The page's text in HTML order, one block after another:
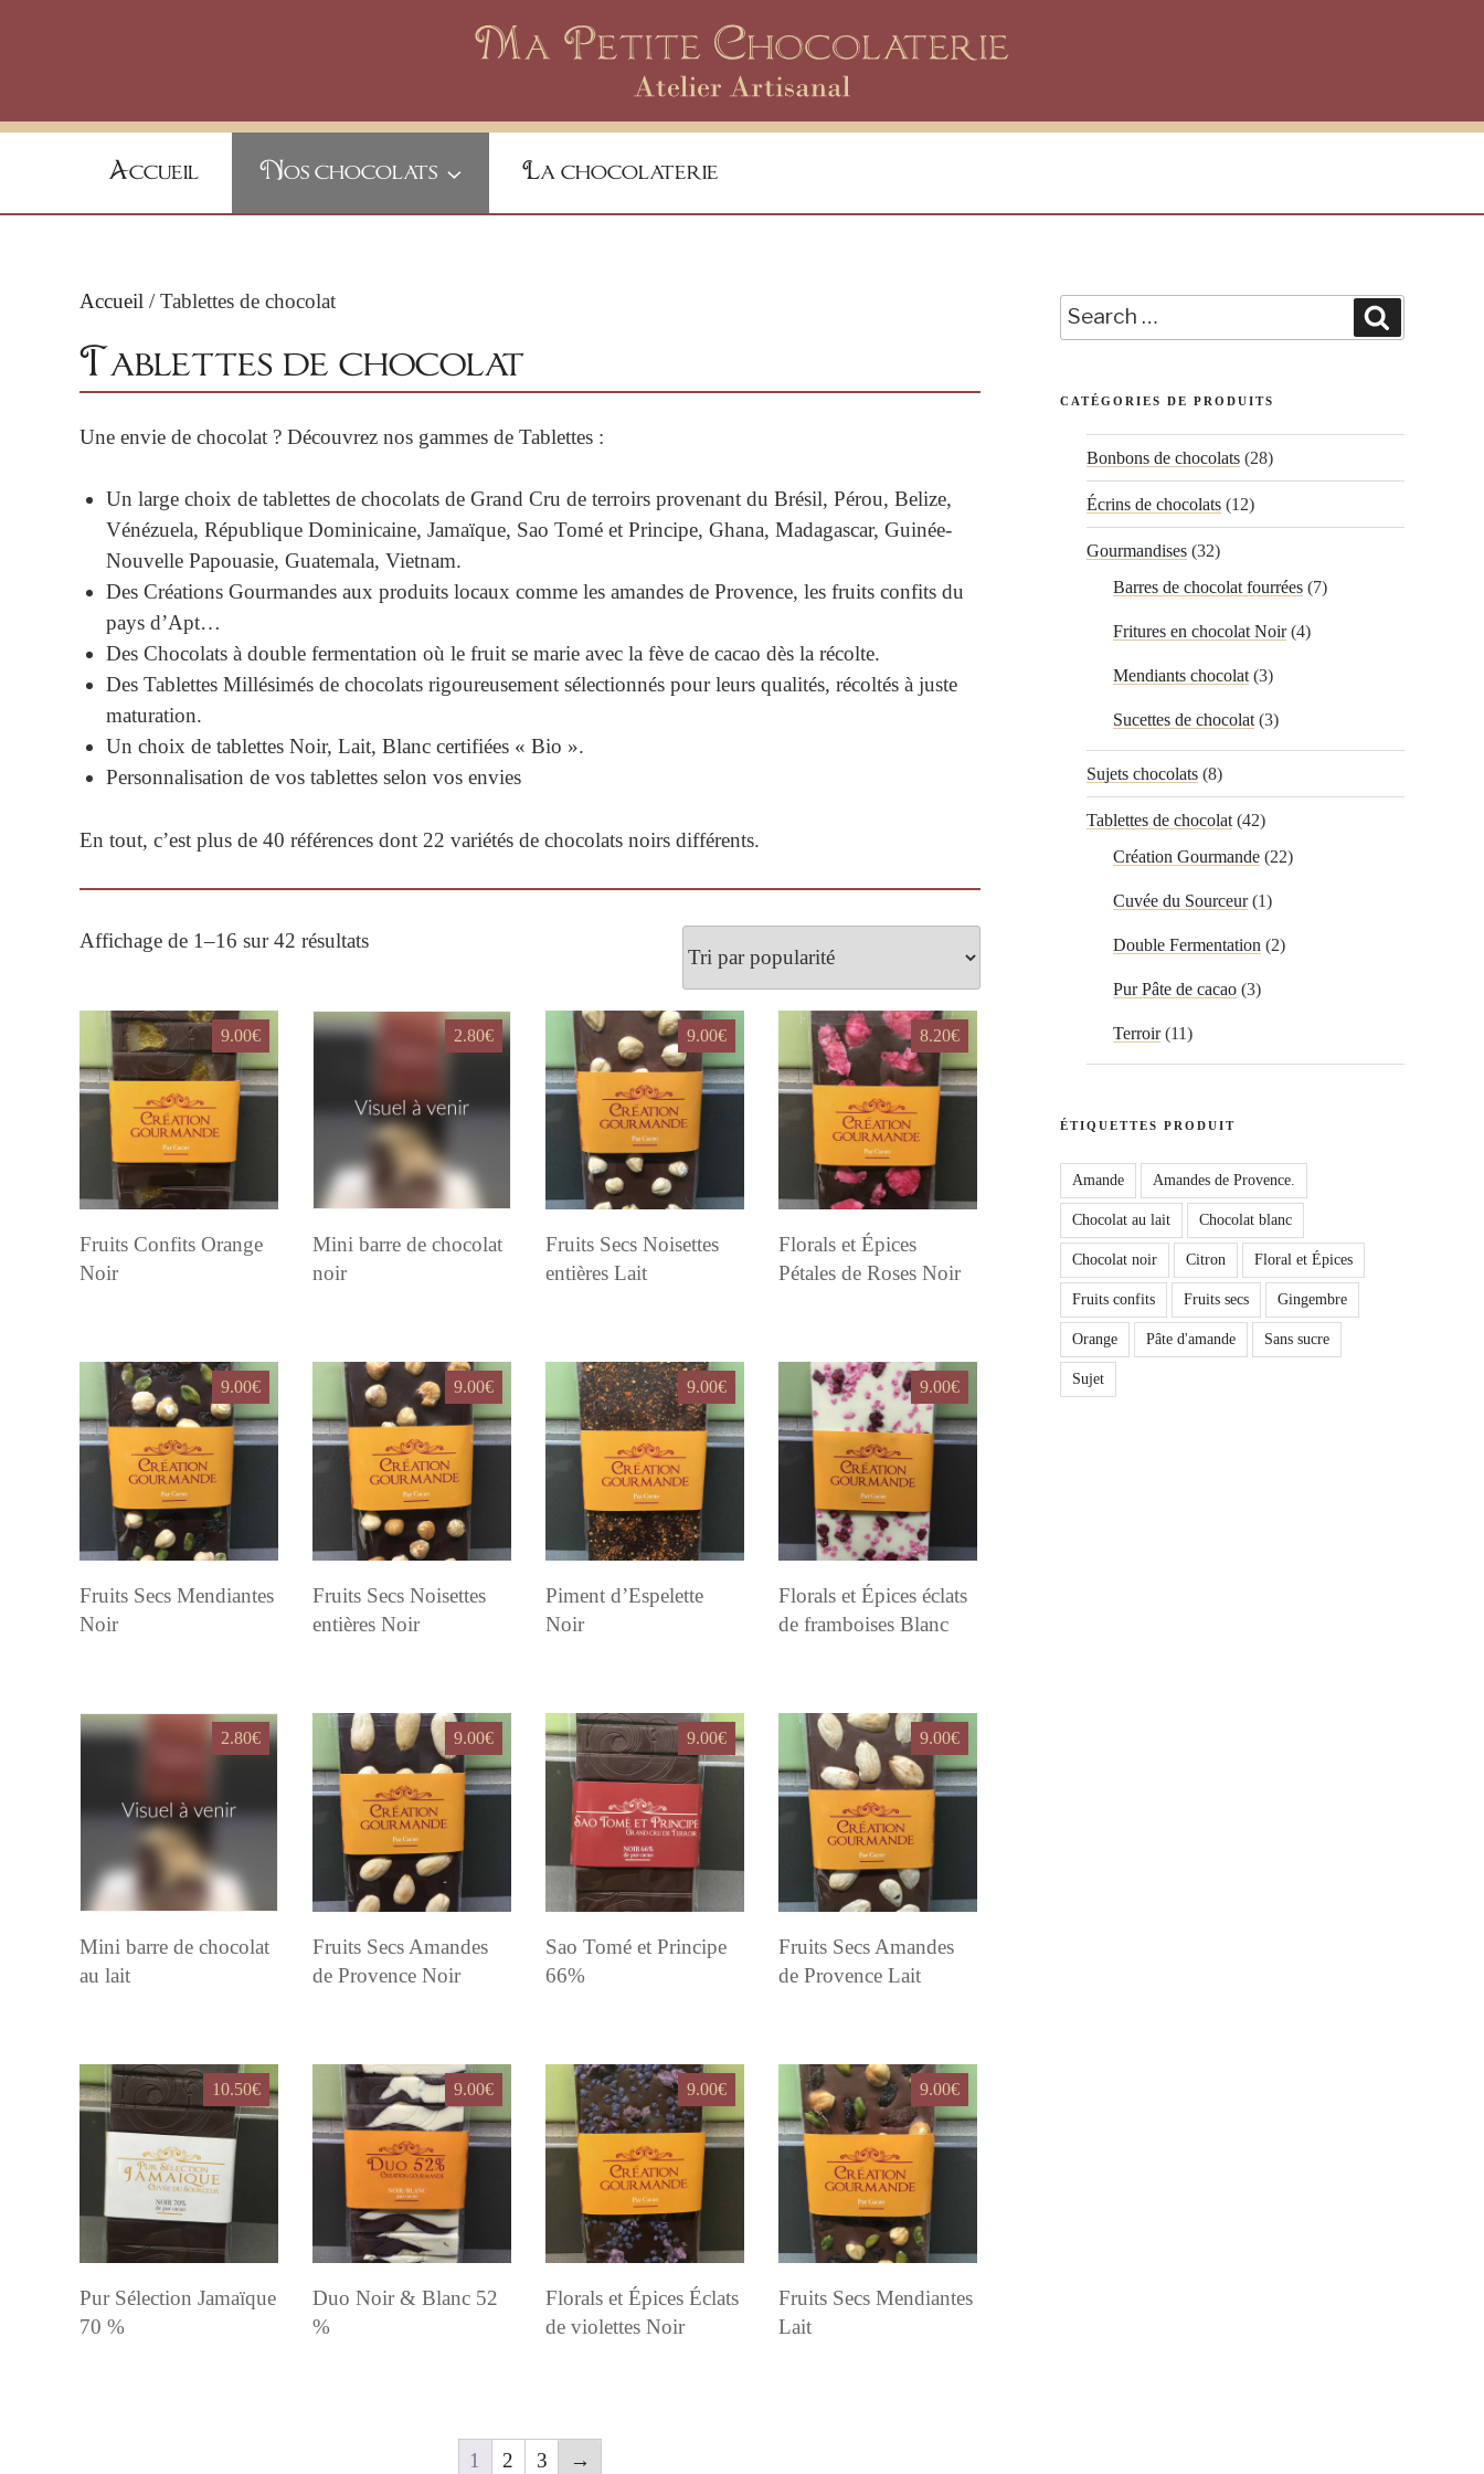
Accueil Nos chocolats La chocolaterie
Accueil / Tablettes de chocolat
Tablettes de chocolat
Une envie de chocolat ? Découvrez nos gammes de Tablettes :
Un large choix de tablettes de chocolats de Grand Cru de terroirs provenant du Brésil, Pérou, Belize,
Vénézuela, République Dominicaine, Jamaïque, Sao Tomé et Principe, Ghana, Madagascar, Guinée-
Nouvelle Papouasie, Guatemala, Vietnam.
Des Créations Gourmandes aux produits locaux comme les amandes de Provence, les fruits confits du
pays d’Apt…
Des Chocolats à double fermentation où le fruit se marie avec la fève de cacao dès la récolte.
Des Tablettes Millésimés de chocolats rigoureusement sélectionnés pour leurs qualités, récoltés à juste
maturation.
Un choix de tablettes Noir, Lait, Blanc certifiées « Bio ».
Personnalisation de vos tablettes selon vos envies
En tout, c’est plus de 40 références dont 22 variétés de chocolats noirs différents.
Affichage de 1–16 sur 42 résultatsTrié
Fruits Confits Orange
Noir
9.00€
Mini barre de chocolat
noir
2.80€
Fruits Secs Noisettes
entières Lait
9.00€
Florals et Épices
Pétales de Roses Noir
8.20€
Fruits Secs Mendiantes
Noir
9.00€
Fruits Secs Noisettes
entières Noir
9.00€
Piment d’Espelette
Noir
9.00€
Florals et Épices éclats
de framboises Blanc
9.00€
Mini barre de chocolat
au lait
2.80€
Fruits Secs Amandes
de Provence Noir
9.00€
Sao Tomé et Principe
66%
9.00€
Fruits Secs Amandes
de Provence Lait
9.00€
Pur Sélection Jamaïque
70 %
10.50€
Duo Noir & Blanc 52
%
9.00€
Florals et Épices Éclats
de violettes Noir
9.00€
Fruits Secs Mendiantes
Lait
9.00€
1 2 3 →
Search
for:
CATÉGORIES DE PRODUITS
Bonbons de chocolats (28)
Écrins de chocolats (12)
Gourmandises (32)
Barres de chocolat fourrées (7)
Fritures en chocolat Noir (4)
Mendiants chocolat (3)
Sucettes de chocolat (3)
Sujets chocolats (8)
Tablettes de chocolat (42)
Création Gourmande (22)
Cuvée du Sourceur (1)
Double Fermentation (2)
Pur Pâte de cacao (3)
Terroir (11)
ÉTIQUETTES PRODUIT
Amande Amandes de Provence.
Chocolat au lait Chocolat blanc
Chocolat noir Citron Floral et Épices
Fruits confits Fruits secs Gingembre
Orange Pâte d'amande Sans sucre
Sujet